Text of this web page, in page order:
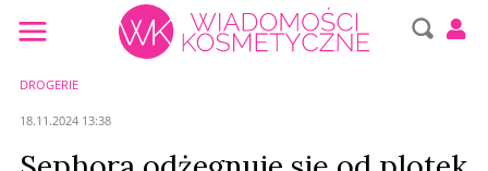
DROGERIE
18.11.2024 13:38